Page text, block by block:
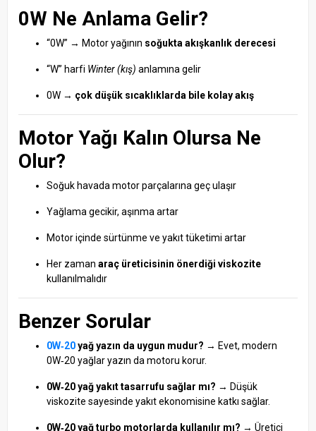
0W Ne Anlama Gelir?
“0W” → Motor yağının soğukta akışkanlık derecesi
“W” harfi Winter (kış) anlamına gelir
0W → çok düşük sıcaklıklarda bile kolay akış
Motor Yağı Kalın Olursa Ne
Olur?
Soğuk havada motor parçalarına geç ulaşır
Yağlama gecikir, aşınma artar
Motor içinde sürtünme ve yakıt tüketimi artar
Her zaman araç üreticisinin önerdiği viskozite
kullanılmalıdır
Benzer Sorular
0W‑20yağ yazın da uygun mudur? → Evet, modern
0W‑20 yağlar yazın da motoru korur.
0W‑20 yağ yakıt tasarrufu sağlar mı? → Düşük
viskozite sayesinde yakıt ekonomisine katkı sağlar.
0W‑20 yağ turbo motorlarda kullanılır mı? → Üretici